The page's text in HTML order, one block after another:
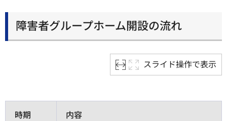
障害者グループホーム開設の流れ
スライド操作で表示
時期 内容